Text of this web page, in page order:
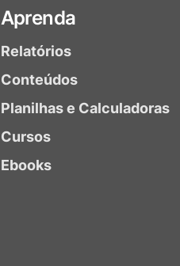
Aprenda
Relatórios
Conteúdos
Planilhas e Calculadoras
Cursos
Ebooks